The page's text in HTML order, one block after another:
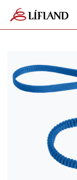
Karfan þín
Karfan er tóm.